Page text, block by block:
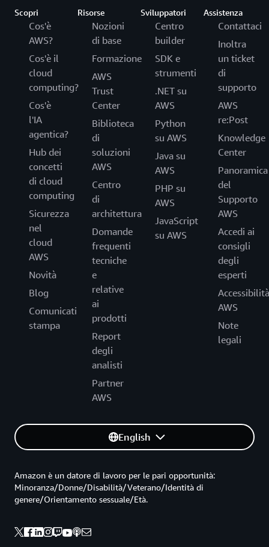
Scopri
Cos'è
AWS?
Cos'è il
cloud
computing?
Cos'è
l'IA
agentica?
Hub dei
concetti
di cloud
computing
Sicurezza
nel
cloud
AWS
Novità
Blog
Comunicati
stampa
Risorse
Nozioni
di base
Formazione
AWS
Trust
Center
Biblioteca
di
soluzioni
AWS
Centro
di
architettura
Domande
frequenti
tecniche
e
relative
ai
prodotti
Report
degli
analisti
Partner
AWS
Sviluppatori
Centro
builder
SDK e
strumenti
.NET su
AWS
Python
su AWS
Java su
AWS
PHP su
AWS
JavaScript
su AWS
Assistenza
Contattaci
Inoltra
un ticket
di
supporto
AWS
re:Post
Knowledge
Center
Panoramica
del
Supporto
AWS
Accedi ai
consigli
degli
esperti
Accessibilità
AWS
Note
legali
English
Amazon è un datore di lavoro per le pari opportunità:
Minoranza/Donne/Disabilità/Veterano/Identità di
genere/Orientamento sessuale/Età.